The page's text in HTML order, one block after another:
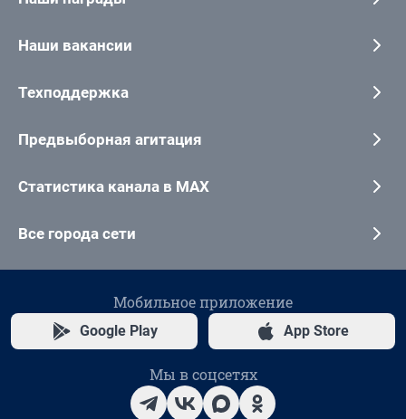
Наши вакансии
Техподдержка
Предвыборная агитация
Статистика канала в MAX
Все города сети
Мобильное приложение
Google Play App Store
Мы в соцсетях